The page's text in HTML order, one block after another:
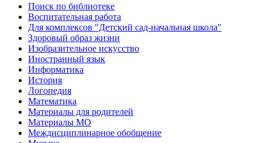
Поиск по библиотеке
Воспитательная работа
Для комплексов "Детский сад-начальная школа"
Здоровый образ жизни
Изобразительное искусство
Иностранный язык
Информатика
История
Логопедия
Математика
Материалы для родителей
Материалы МО
Междисциплинарное обобщение